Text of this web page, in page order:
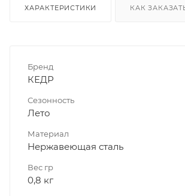
ХАРАКТЕРИСТИКИ КАК
Бренд
КЕДР
Сезонность
Лето
Материал
Нержавеющая сталь
Вес гр
0,8 кг